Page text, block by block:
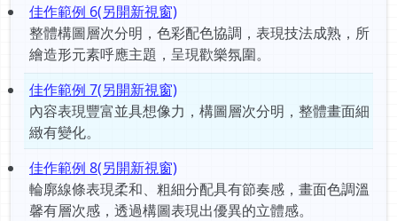
佳作範例 6(另開新視窗)
整體構圖層次分明，色彩配色協調，表現技法成熟，所
繪造形元素呼應主題，呈現歡樂氛圍。
佳作範例 7(另開新視窗)
內容表現豐富並具想像力，構圖層次分明，整體畫面細
緻有變化。
佳作範例 8(另開新視窗)
輪廓線條表現柔和、粗細分配具有節奏感，畫面色調溫
馨有層次感，透過構圖表現出優異的立體感。